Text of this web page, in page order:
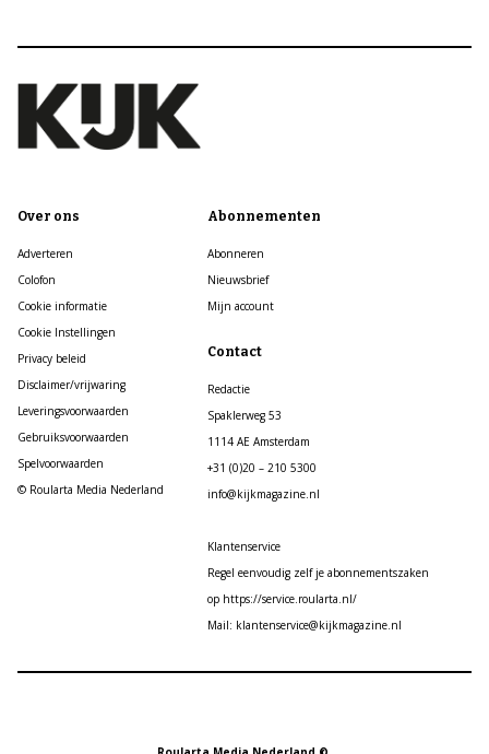
Over ons
Adverteren
Colofon
Cookie informatie
Cookie Instellingen
Privacy beleid
Disclaimer/vrijwaring
Leveringsvoorwaarden
Gebruiksvoorwaarden
Spelvoorwaarden
© Roularta Media Nederland
Abonnementen
Abonneren
Nieuwsbrief
Mijn account
Contact
Redactie
Spaklerweg 53
1114 AE Amsterdam
+31 (0)20 – 210 5300
info@kijkmagazine.nl
Klantenservice
Regel eenvoudig zelf je abonnementszaken
op https://service.roularta.nl/
Mail: klantenservice@kijkmagazine.nl